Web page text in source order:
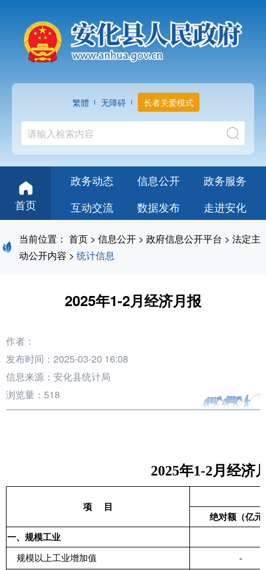
繁體 无障碍 长者关爱模式
首页
政务动态 信息公开
政务服务
互动交流
数据发布 走进安化
当前位置： 首页 > 信息公开 > 政府信息公开平台 > 法定主
动公开内容 > 统计信息
2025年1-2月经济月报
作者：
发布时间：2025-03-20 16:08
信息来源：安化县统计局
浏览量： 518
2025年1-2月经济
项
目
绝对额（亿元
一、规模工业
规模以上工业增加值 -